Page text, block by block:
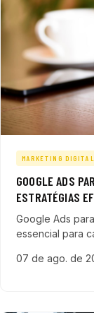
MARKETING DIGITAL
GOOGLE ADS
ESTRATÉGIAS
Google Ads
essencial para
segmentação
07 de ago. de